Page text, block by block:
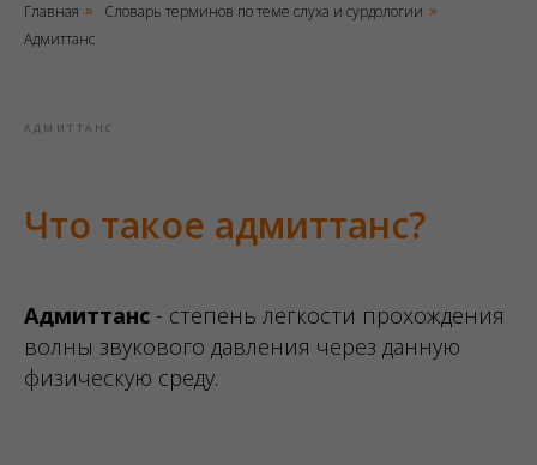
Главная » Словарь терминов по теме слуха и сурдологии »
Адмиттанс
АДМИТТАНС
Что такое адмиттанс?
Адмиттанс - степень легкости прохождения
волны звукового давления через данную
физическую среду.